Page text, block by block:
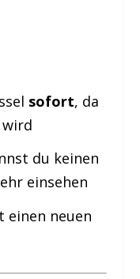
sofort, da
du keinen
einsehen
einen neuen